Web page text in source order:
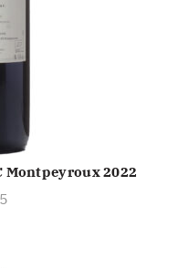
Montpeyroux 2022